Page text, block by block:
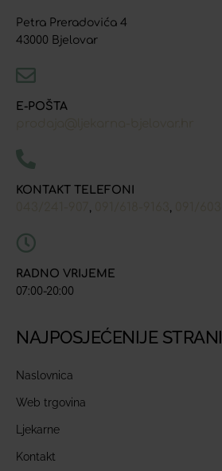
Petra Preradovića 4
43000 Bjelovar
E-POŠTA
KONTAKT TELEFONI
RADNO VRIJEME
07:00-20:00
NAJPOSJEĆENIJE
Naslovnica
Web trgovina
Ljekarne
Kontakt